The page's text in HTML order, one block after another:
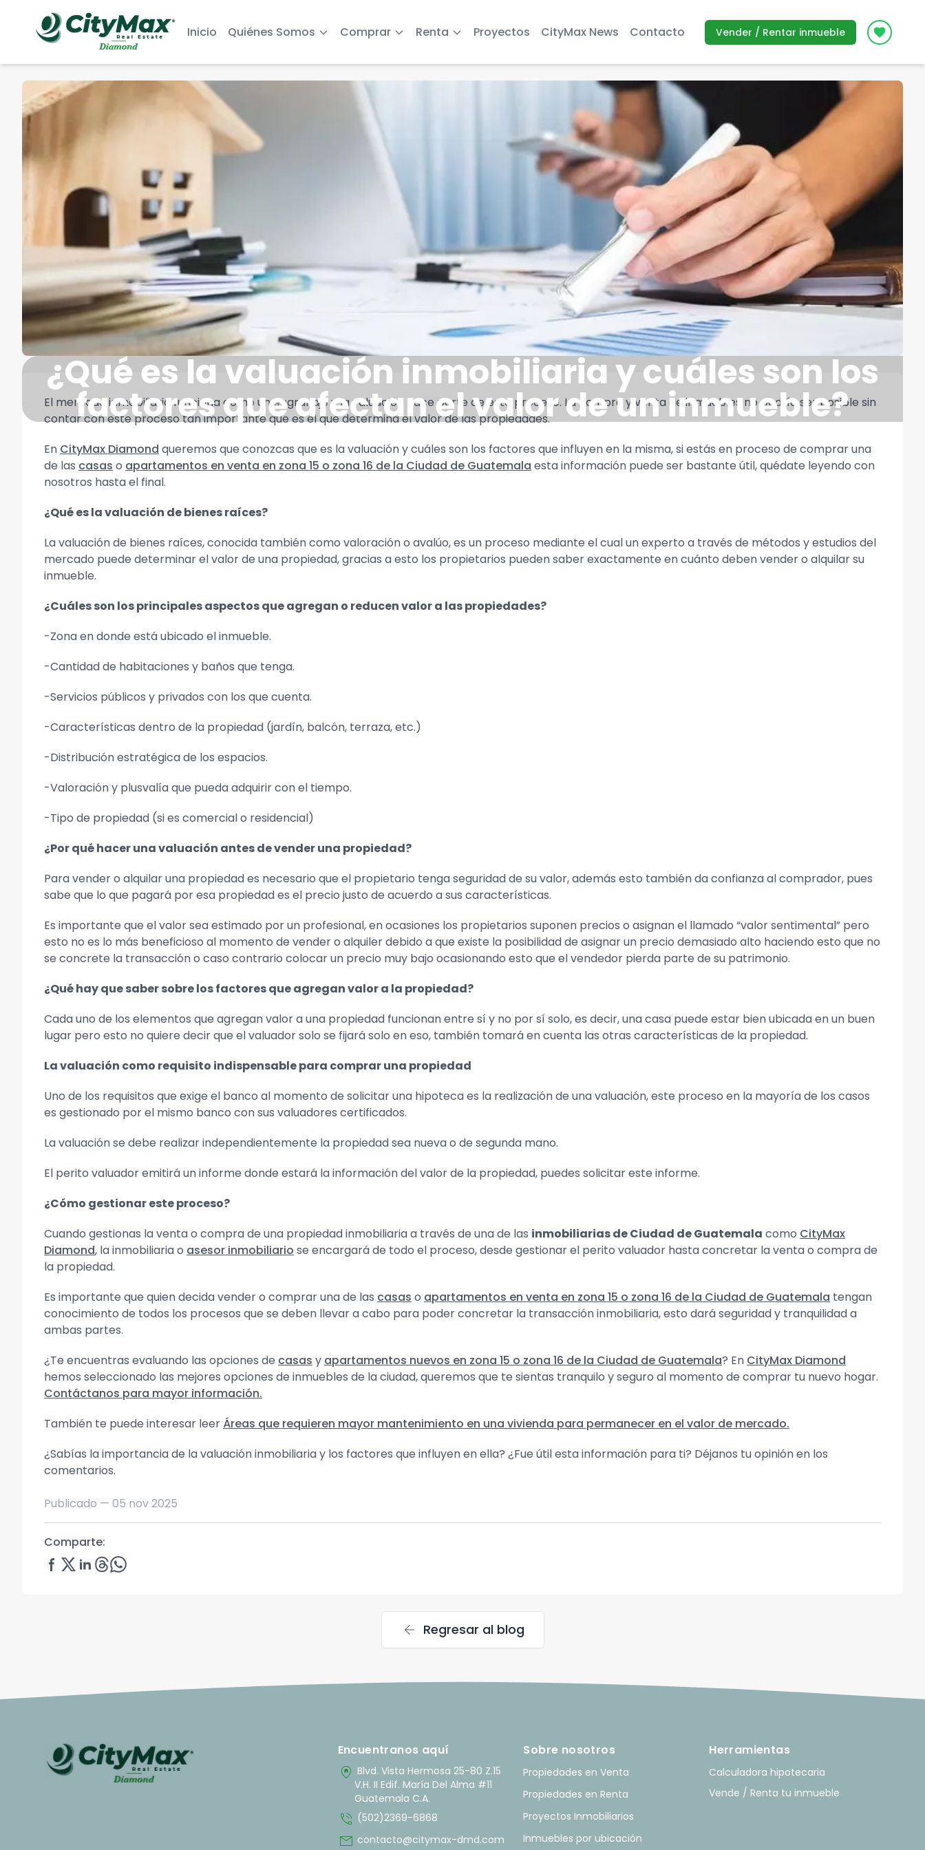
Inicio Quiénes Somos Comprar Renta Proyectos CityMax News Contacto Vender / Rentar inmueble Icon
¿Qué es la valuación inmobiliaria y cuáles son los
factores que afectan el valor de un inmueble?
El mercado inmobiliario funciona como un engranaje y la valuación hace parte de este proceso. La compra y venta de inmuebles no podría ser posible sin
contar con este proceso tan importante que es el que determina el valor de las propiedades.
En CityMax Diamond queremos que conozcas que es la valuación y cuáles son los factores que influyen en la misma, si estás en proceso de comprar una
de las casas o apartamentos en venta en zona 15 o zona 16 de la Ciudad de Guatemala esta información puede ser bastante útil, quédate leyendo con
nosotros hasta el final.
¿Qué es la valuación de bienes raíces?
La valuación de bienes raíces, conocida también como valoración o avalúo, es un proceso mediante el cual un experto a través de métodos y estudios del
mercado puede determinar el valor de una propiedad, gracias a esto los propietarios pueden saber exactamente en cuánto deben vender o alquilar su
inmueble.
¿Cuáles son los principales aspectos que agregan o reducen valor a las propiedades?
-Zona en donde está ubicado el inmueble.
-Cantidad de habitaciones y baños que tenga.
-Servicios públicos y privados con los que cuenta.
-Características dentro de la propiedad (jardín, balcón, terraza, etc.)
-Distribución estratégica de los espacios.
-Valoración y plusvalía que pueda adquirir con el tiempo.
-Tipo de propiedad (si es comercial o residencial)
¿Por qué hacer una valuación antes de vender una propiedad?
Para vender o alquilar una propiedad es necesario que el propietario tenga seguridad de su valor, además esto también da confianza al comprador, pues
sabe que lo que pagará por esa propiedad es el precio justo de acuerdo a sus características.
Es importante que el valor sea estimado por un profesional, en ocasiones los propietarios suponen precios o asignan el llamado “valor sentimental” pero
esto no es lo más beneficioso al momento de vender o alquiler debido a que existe la posibilidad de asignar un precio demasiado alto haciendo esto que no
se concrete la transacción o caso contrario colocar un precio muy bajo ocasionando esto que el vendedor pierda parte de su patrimonio.
¿Qué hay que saber sobre los factores que agregan valor a la propiedad?
Cada uno de los elementos que agregan valor a una propiedad funcionan entre sí y no por sí solo, es decir, una casa puede estar bien ubicada en un buen
lugar pero esto no quiere decir que el valuador solo se fijará solo en eso, también tomará en cuenta las otras características de la propiedad.
La valuación como requisito indispensable para comprar una propiedad
Uno de los requisitos que exige el banco al momento de solicitar una hipoteca es la realización de una valuación, este proceso en la mayoría de los casos
es gestionado por el mismo banco con sus valuadores certificados.
La valuación se debe realizar independientemente la propiedad sea nueva o de segunda mano.
El perito valuador emitirá un informe donde estará la información del valor de la propiedad, puedes solicitar este informe.
¿Cómo gestionar este proceso?
Cuando gestionas la venta o compra de una propiedad inmobiliaria a través de una de las inmobiliarias de Ciudad de Guatemala como CityMax
Diamond, la inmobiliaria o asesor inmobiliario se encargará de todo el proceso, desde gestionar el perito valuador hasta concretar la venta o compra de
la propiedad.
Es importante que quien decida vender o comprar una de las casas o apartamentos en venta en zona 15 o zona 16 de la Ciudad de Guatemala tengan
conocimiento de todos los procesos que se deben llevar a cabo para poder concretar la transacción inmobiliaria, esto dará seguridad y tranquilidad a
ambas partes.
¿Te encuentras evaluando las opciones de casas y apartamentos nuevos en zona 15 o zona 16 de la Ciudad de Guatemala? En CityMax Diamond
hemos seleccionado las mejores opciones de inmuebles de la ciudad, queremos que te sientas tranquilo y seguro al momento de comprar tu nuevo hogar.
Contáctanos para mayor información.
También te puede interesar leer Áreas que requieren mayor mantenimiento en una vivienda para permanecer en el valor de mercado.
¿Sabías la importancia de la valuación inmobiliaria y los factores que influyen en ella? ¿Fue útil esta información para ti? Déjanos tu opinión en los
comentarios.
Publicado — 05 nov 2025
Comparte:
arrow_back Regresar al blog
Encuentranos aquí
home_pin Blvd. Vista Hermosa 25-80 Z.15
V.H. II Edif. María Del Alma #11
Guatemala C.A.
phone_in_talk (502)2369-6868
mail contacto@citymax-dmd.com
Sobre nosotros
Propiedades en Venta
Propiedades en Renta
Proyectos Inmobiliarios
Inmuebles por ubicación
Herramientas
Calculadora hipotecaria
Vende / Renta tu inmueble